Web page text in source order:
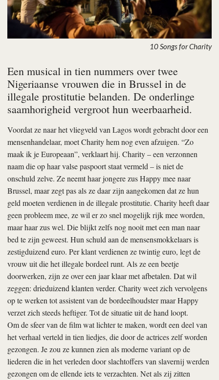
10 Songs for Charity
Een musical in tien nummers over twee
Nigeriaanse vrouwen die in Brussel in de
illegale prostitutie belanden. De onderlinge
saamhorigheid vergroot hun weerbaarheid.
Voordat ze naar het vliegveld van Lagos wordt gebracht door een
mensenhandelaar, moet Charity hem nog even afzuigen. “Zo
maak ik je Europeaan”, verklaart hij. Charity – een verzonnen
naam die op haar valse paspoort staat vermeld – is niet de
onschuld zelve. Ze neemt haar jongere zus Happy mee naar
Brussel, maar zegt pas als ze daar zijn aangekomen dat ze hun
geld moeten verdienen in de illegale prostitutie. Charity heeft daar
geen probleem mee, ze wil er zo snel mogelijk rijk mee worden,
maar haar zus wel. Die blijkt zelfs nog nooit met een man naar
bed te zijn geweest. Hun schuld aan de mensensmokkelaars is
zestigduizend euro. Per klant verdienen ze twintig euro, legt de
vrouw uit die het illegale bordeel runt. Als ze een beetje
doorwerken, zijn ze over een jaar klaar met afbetalen. Dat wil
zeggen: drieduizend klanten verder. Charity weet zich vervolgens
op te werken tot assistent van de bordeelhoudster maar Happy
verzet zich steeds heftiger. Tot de situatie uit de hand loopt.
Om de sfeer van de film wat lichter te maken, wordt een deel van
het verhaal verteld in tien liedjes, die door de actrices zelf worden
gezongen. Je zou ze kunnen zien als moderne variant op de
liederen die in het verleden door slachtoffers van slavernij werden
gezongen om de ellende iets te verzachten. Net als zij zitten